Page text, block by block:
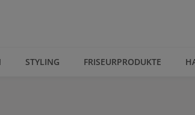
STYLING FRISEURPRODUKTE